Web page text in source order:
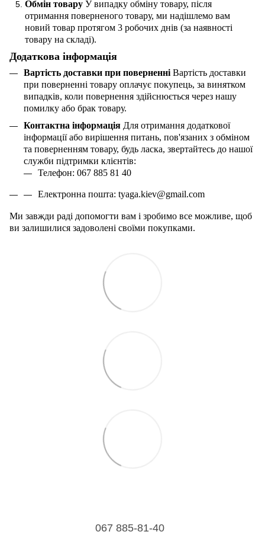
Обмін товару У випадку обміну товару, після
отримання поверненого товару, ми надішлемо вам
новий товар протягом 3 робочих днів (за наявності
товару на складі).
Додаткова інформація
Вартість доставки при поверненні Вартість доставки
при поверненні товару оплачує покупець, за винятком
випадків, коли повернення здійснюється через нашу
помилку або брак товару.
Контактна інформація Для отримання додаткової
інформації або вирішення питань, пов'язаних з обміном
та поверненням товару, будь ласка, звертайтесь до нашої
служби підтримки клієнтів:
Телефон: 067 885 81 40
Електронна пошта: tyaga.kiev@gmail.com
Ми завжди раді допомогти вам і зробимо все можливе, щоб
ви залишилися задоволені своїми покупками.
067 885-81-40